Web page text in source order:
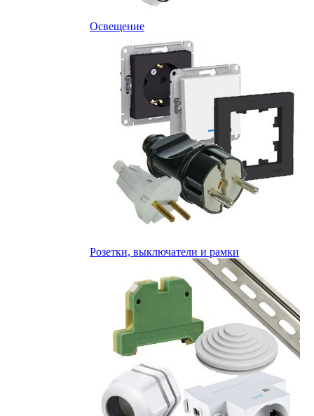
Освещение
Розетки, выключатели и рамки